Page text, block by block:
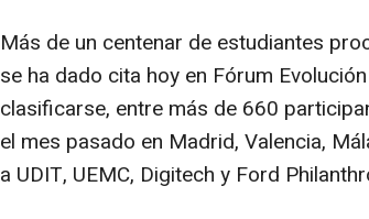
Más de un centenar de estudiantes
se ha dado cita hoy en Fórum
clasificarse, entre más de 660
el mes pasado en Madrid, Valencia,
a UDIT, UEMC, Digitech y Ford